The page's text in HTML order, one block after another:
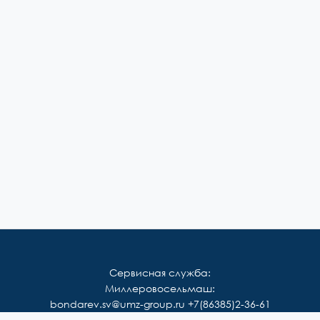
Сервисная служба:
Миллеровосельмаш:
bondarev.sv@umz-group.ru +7(86385)2-36-61